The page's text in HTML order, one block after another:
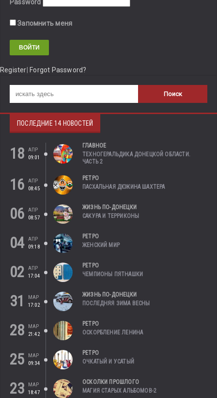
Password
Запомнить меня
Register Forgot Password?
ПОСЛЕДНИЕ 14 НОВОСТЕЙ
18
АПР
09:01
ГЛАВНОЕ
ТЕХНОГЕРАЛЬДИКА ДОНЕЦКОЙ ОБЛАСТИ.
ЧАСТЬ 2
16
АПР
08:45
РЕТРО
ПАСХАЛЬНАЯ ДЮЖИНА ШАХТЕРА
06
АПР
08:57
ЖИЗНЬ ПО-ДОНЕЦКИ
САКУРА И ТЕРРИКОНЫ
04 АПР
09:18
РЕТРО
ЖЕНСКИЙ МИР
02
АПР
17:04
РЕТРО
ЧЕМПИОНЫ ПЯТНАШКИ
31
МАР
17:02
ЖИЗНЬ ПО-ДОНЕЦКИ
ПОСЛЕДНЯЯ ЗИМА ВЕСНЫ
28
МАР
21:42
РЕТРО
ОСКОРБЛЕНИЕ ЛЕНИНА
25
МАР
09:34
РЕТРО
ОЧКАТЫЙ И УСАТЫЙ
23
МАР
18:47
ОСКОЛКИ ПРОШЛОГО
МАГИЯ СТАРЫХ АЛЬБОМОВ-2